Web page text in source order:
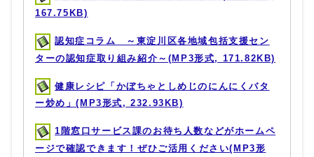
167.75KB)
認知症コラム ～東淀川区各地域包括支援セン
ターの認知症取り組み紹介～(MP3形式, 171.82KB)
健康レシピ「かぼちゃとしめじのにんにくバタ
ー炒め」(MP3形式, 232.93KB)
1階窓口サービス課のお待ち人数などがホームペ
ージで確認できます！ぜひご活用ください(MP3形